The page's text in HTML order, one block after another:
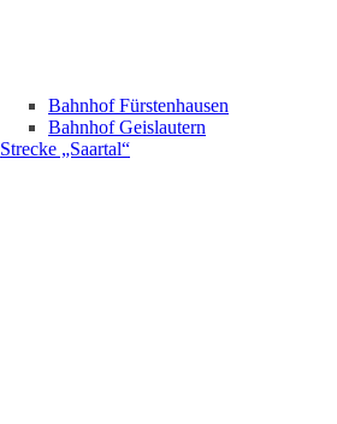
Bahnhof Fürstenhausen
Bahnhof Geislautern
Strecke „Saartal“